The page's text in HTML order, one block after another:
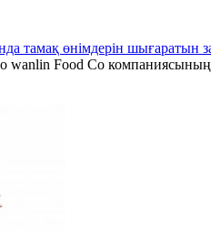
тамақ өнімдерін шығаратын
wanlin Food Co